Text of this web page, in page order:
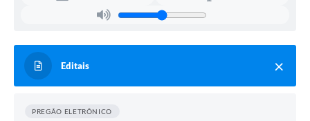
Editais
PREGÃO ELETRÔNICO